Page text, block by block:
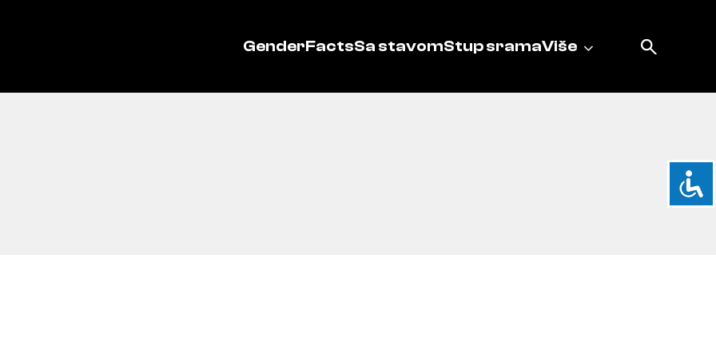
GenderFactsSa stavomStup sramaViše